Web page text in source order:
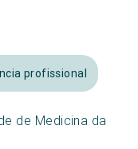
profissional
de Medicina da